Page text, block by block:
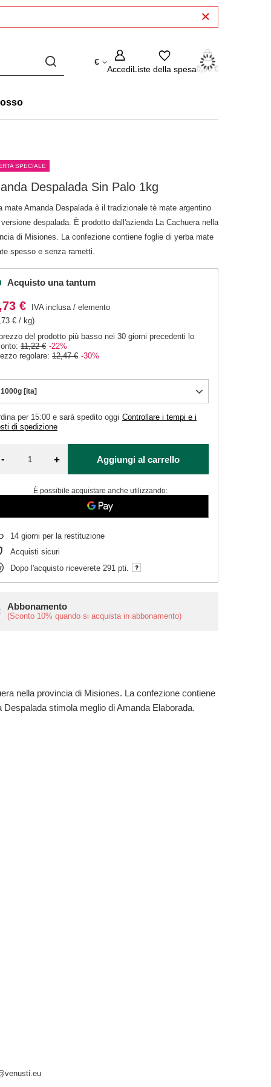
€
AccediListe della spesa0,00 €
SPECIALE
Despalada Sin Palo 1kg
mate Amanda Despalada è il tradizionale tè mate argentino
despalada. È prodotto dall'azienda La Cachuera nella
di Misiones. La confezione contiene foglie di yerba mate
spesso e senza rametti.
Acquisto una tantum
Abbonamento
(Sconto 10% quando si acquista in abbonamento)
1000g [ita]
per 15:00 e sarà spedito oggi Controllare i tempi e i
di spedizione
€ IVA inclusa/elemento
€ / kg)
prezzo del prodotto più basso nei 30 giorni precedenti lo
11,22 € -22%
regolare:12,47 € -30%
- + Aggiungi al carrello
È possibile acquistare anche utilizzando:
14 giorni per la restituzione
Acquisti sicuri
Dopo l'acquisto riceverete 291 pti.
nella provincia di Misiones. La confezione contiene
stimola meglio di Amanda Elaborada.